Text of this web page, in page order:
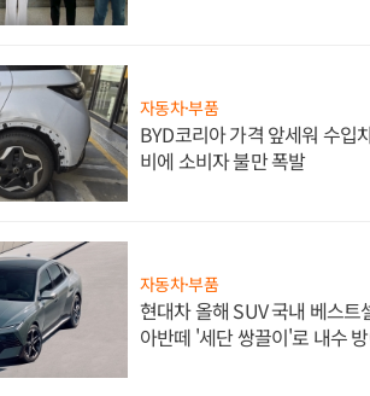
자동차·부품
BYD코리아 가격 앞세워 수입
비에 소비자 불만 폭발
자동차·부품
현대차 올해 SUV 국내 베스
아반떼 '세단 쌍끌이'로 내수